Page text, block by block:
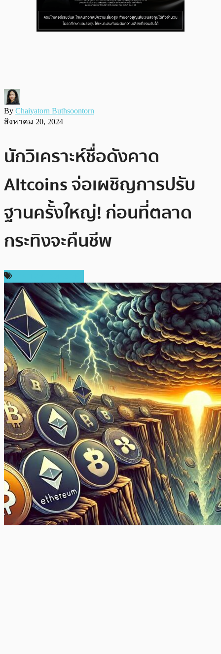
By Chaiyatorn Buthsoontorn
สิงหาคม 20, 2024
นักวิเคราะห์ชื่อดังคาด
Altcoins จ่อเผชิญการปรับ
ฐานครั้งใหญ่! ก่อนที่ตลาด
กระทิงจะคืนชีพ